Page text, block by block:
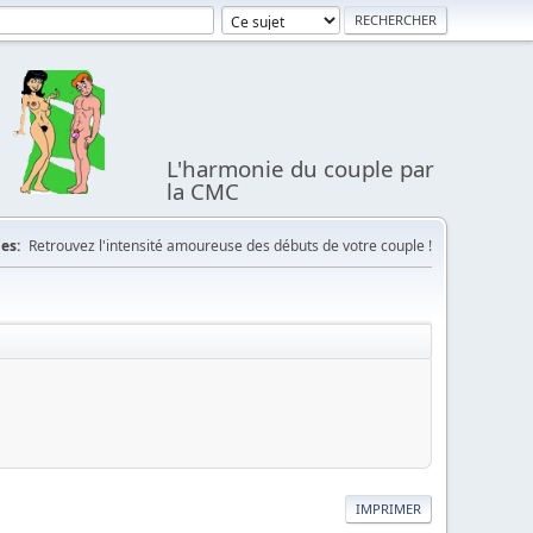
L'harmonie du couple par
la CMC
Retrouvez l'intensité amoureuse des débuts de votre couple !
IMPRIMER